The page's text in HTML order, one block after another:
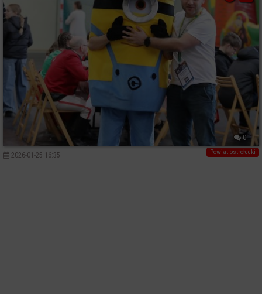
0
Powiat ostrołecki
2026-01-25 16:35